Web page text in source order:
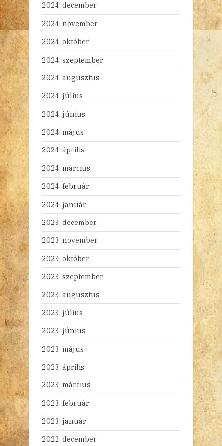
2024. december
2024. november
2024. október
2024. szeptember
2024. augusztus
2024. július
2024. június
2024. május
2024. április
2024. március
2024. február
2024. január
2023. december
2023. november
2023. október
2023. szeptember
2023. augusztus
2023. július
2023. június
2023. május
2023. április
2023. március
2023. február
2023. január
2022. december